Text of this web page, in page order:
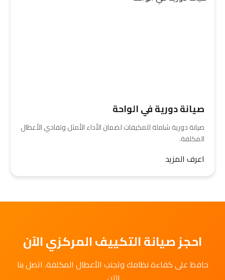
صيانة دورية في الواحة
صيانة دورية شاملة للمكيفات لضمان الأداء الأمثل وتفادي الأعطال
المكلفة.
اعرف المزيد
احجز صيانة التكييف المركزي الآن
حافظ على كفاءة نظامك وتجنب الأعطال المكلفة. اتصل بنا